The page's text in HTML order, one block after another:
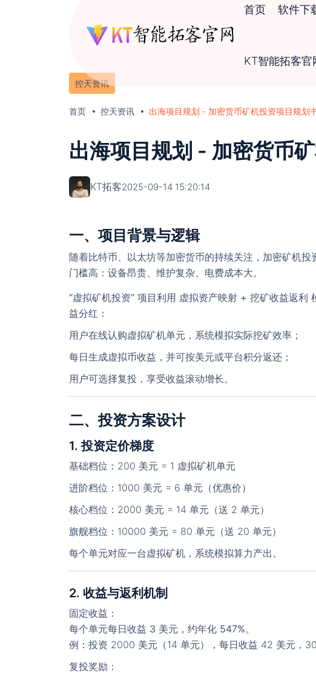
首页 软件下
KT智能拓客官
控天资讯
首页 控天资讯 出海项目规划 - 加密货币矿机投资项目规划
出海项目规划 - 加密货币
KT拓客2025-09-14 15:20:14
一、项目背景与逻辑
随着比特币、以太坊等加密货币的持续关注，加密矿机
门槛高：设备昂贵、维护复杂、电费成本大。
“虚拟矿机投资” 项目利用 虚拟资产映射 + 挖矿收益返利
益分红：
用户在线认购虚拟矿机单元，系统模拟实际挖矿效率；
每日生成虚拟币收益，并可按美元或平台积分返还；
用户可选择复投，享受收益滚动增长。
二、投资方案设计
1. 投资定价梯度
基础档位 ：200 美元 = 1 虚拟矿机单元
进阶档位 ：1000 美元 = 6 单元（优惠价）
核心档位 ：2000 美元 = 14 单元（送 2 单元）
旗舰档位 ：10000 美元 = 80 单元（送 20 单元）
每个单元对应一台虚拟矿机，系统模拟算力产出。
2. 收益与返利机制
固定收益 ：
每个单元每日收益 3 美元 ，约年化 547%。
例：投资 2000 美元（14 单元），每日收益 42 美元，
复投奖励 ：